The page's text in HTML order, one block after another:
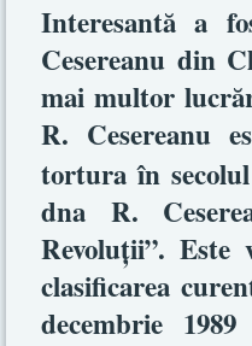
Interesantă a
Cesereanu din
mai multor
R. Cesereanu
tortura în
dna R.
Revoluţii”.
clasificarea
decembrie